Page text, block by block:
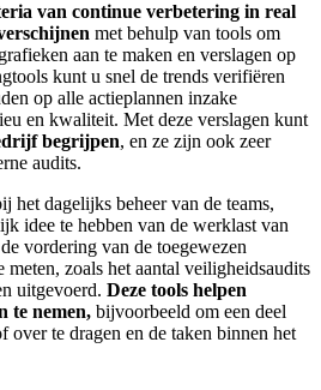
van continue verbetering in real
met behulp van tools om
aan te maken en verslagen op
kunt u snel de trends verifiëren
op alle actieplannen inzake
en kwaliteit. Met deze verslagen kunt
begrijpen, en ze zijn ook zeer
audits.
het dagelijks beheer van de teams,
idee te hebben van de werklast van
vordering van de toegewezen
zoals het aantal veiligheidsaudits
uitgevoerd. Deze tools helpen
te nemen, bijvoorbeeld om een deel
over te dragen en de taken binnen het